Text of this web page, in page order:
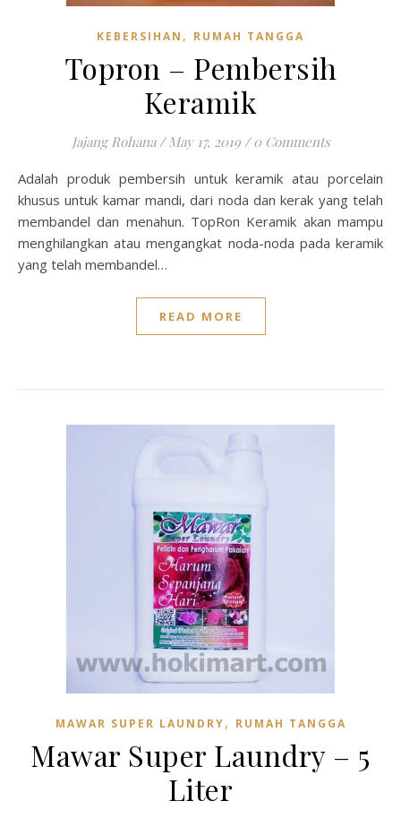
KEBERSIHAN , RUMAH TANGGA
Topron – Pembersih
Keramik
Jajang Rohana / May 17, 2019 / 0 Comments
Adalah produk pembersih untuk keramik atau porcelain
khusus untuk kamar mandi, dari noda dan kerak yang telah
membandel dan menahun. TopRon Keramik akan mampu
menghilangkan atau mengangkat noda-noda pada keramik
yang telah membandel…
READ MORE
MAWAR SUPER LAUNDRY, RUMAH TANGGA
Mawar Super Laundry – 5
Liter